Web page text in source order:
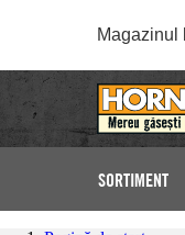
Magazinul
SORTIMENT